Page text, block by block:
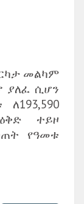
መልካም
ያለፈ ሲሆን
ተይዞ
የዓመቱ